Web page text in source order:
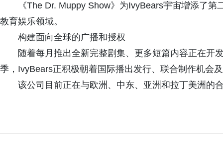
《The Dr. Muppy Show》为IvyBears宇宙增添了
教育娱乐领域。
构建面向全球的广播和授权
随着每月推出全新完整剧集、更多短篇内容正在开
季，IvyBears正积极朝着国际播出发行、联合制作机会
该公司目前正在与欧洲、中东、亚洲和拉丁美洲的